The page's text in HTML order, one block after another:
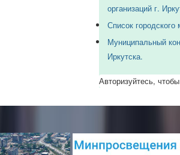
организаций г.
Список
Муниципальный
Иркутска.
Авторизуйтесь,